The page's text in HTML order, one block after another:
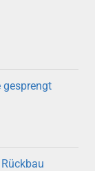
gesprengt